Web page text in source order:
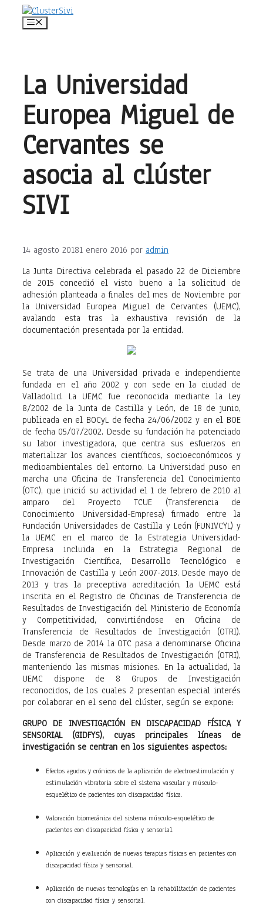
Saltar
Menú
La Universidad
Europea Miguel de
Cervantes se
asocia al clúster
SIVI
14 agosto 20181 enero 2016 por admin
La Junta Directiva celebrada el pasado 22 de Diciembre
de 2015 concedió el visto bueno a la solicitud de
adhesión planteada a finales del mes de Noviembre por
la Universidad Europea Miguel de Cervantes (UEMC),
avalando esta tras la exhaustiva revisión de la
documentación presentada por la entidad.
Se trata de una Universidad privada e independiente
fundada en el año 2002 y con sede en la ciudad de
Valladolid. La UEMC fue reconocida mediante la Ley
8/2002 de la Junta de Castilla y León, de 18 de junio,
publicada en el BOCyL de fecha 24/06/2002 y en el BOE
de fecha 05/07/2002. Desde su fundación ha potenciado
su labor investigadora, que centra sus esfuerzos en
materializar los avances científicos, socioeconómicos y
medioambientales del entorno. La Universidad puso en
marcha una Oficina de Transferencia del Conocimiento
(OTC), que inició su actividad el 1 de febrero de 2010 al
amparo del Proyecto TCUE (Transferencia de
Conocimiento Universidad-Empresa) firmado entre la
Fundación Universidades de Castilla y León (FUNIVCYL) y
la UEMC en el marco de la Estrategia Universidad-
Empresa incluida en la Estrategia Regional de
Investigación Científica, Desarrollo Tecnológico e
Innovación de Castilla y León 2007-2013. Desde mayo de
2013 y tras la preceptiva acreditación, la UEMC está
inscrita en el Registro de Oficinas de Transferencia de
Resultados de Investigación del Ministerio de Economía
y Competitividad, convirtiéndose en Oficina de
Transferencia de Resultados de Investigación (OTRI).
Desde marzo de 2014 la OTC pasa a denominarse Oficina
de Transferencia de Resultados de Investigación (OTRI),
manteniendo las mismas misiones. En la actualidad, la
UEMC dispone de 8 Grupos de Investigación
reconocidos, de los cuales 2 presentan especial interés
por colaborar en el seno del clúster, según se expone:
GRUPO DE INVESTIGACIÓN EN DISCAPACIDAD FÍSICA Y
SENSORIAL (GIDFYS), cuyas principales líneas de
investigación se centran en los siguientes aspectos:
Efectos agudos y crónicos de la aplicación de electroestimulación y
estimulación vibratoria sobre el sistema vascular y músculo-
esquelético de pacientes con discapacidad física.
Valoración biomecánica del sistema músculo-esquelético de
pacientes con discapacidad física y sensorial.
Aplicación y evaluación de nuevas terapias físicas en pacientes con
discapacidad física y sensorial.
Aplicación de nuevas tecnologías en la rehabilitación de pacientes
con discapacidad física y sensorial.